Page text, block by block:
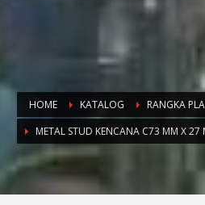
HOME KATALOG
RANGKA
METAL STUD KENCANA C73 MM X